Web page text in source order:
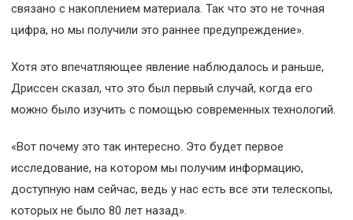
связано с накоплением материала. Так что это не точная
цифра, но мы получили это раннее предупреждение».
Хотя это впечатляющее явление наблюдалось и раньше,
Дриссен сказал, что это был первый случай, когда его
можно было изучить с помощью современных технологий.
«Вот почему это так интересно. Это будет первое
исследование, на котором мы получим информацию,
доступную нам сейчас, ведь у нас есть все эти телескопы,
которых не было 80 лет назад».